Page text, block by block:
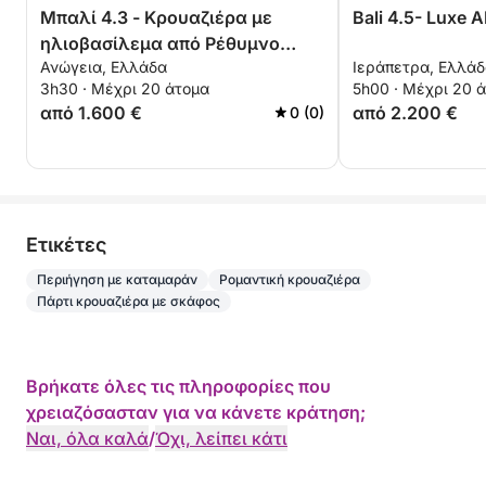
• Ποτά καλωσορίσματος: εσπρέσο, νερό
αποτοξίνωσης, τσάγια και κοκτέιλ πρωτεΐνης
• Ελαφρύ υγιεινό brunch
• Υγιεινό γεύμα σχεδιασμένο από διατροφολόγο
(επιλογές για χορτοφάγους και παιδιά κατόπιν
• Μπαρ με κοκτέιλ πρωτεΐνης και ελαφριά σνακ
μπύρα και λευκό κρασί
• Εξοπλισμός κολύμβησης με αναπνευστήρα
• Φουσκωτά φλαμίνγκο
• Εξοπλισμός αλιείας (πλήρες σετ για μια ήπια
εμπειρία ψαρέματος)
Μπαλί 4.3 - Κρουαζιέρα με
ηλιοβασίλεμα από Ρέθυμνο
προς Γεωργιούπολη
Ανώγεια, Ελλάδα
3h30 · Μέχρι 20 άτομα
από 1.600 € 0 (0)
Bali 4.5- Luxe
Ιεράπετρα,
5h00 · Μέχρι 20
από 2.200 €
Eτικέτες
Περιήγηση με καταμαράν
Ρομαντική κρουαζιέρα
Πάρτι κρουαζιέρα με σκάφος
Βρήκατε όλες τις πληροφορίες που
χρειαζόσασταν για να κάνετε κράτηση;
Ναι, όλα καλά/Όχι, λείπει κάτι